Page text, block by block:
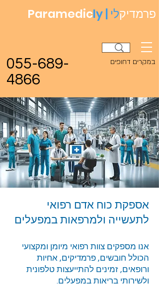
Paramedicly | פרמדיקלי
במקרים דחופים
055-689-
4866
אספקת כוח אדם רפואי
לתעשייה ולמרפאות במפעלים
אנו מספקים צוות רפואי מיומן ומקצועי
הכולל חובשים, פרמדיקים, אחיות
ורופאים, זמינים להתייעצות טלפונית
ולשירותי בריאות במפעלים.